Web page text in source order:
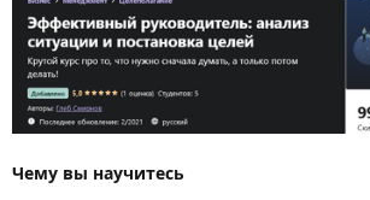
Чему вы научитесь